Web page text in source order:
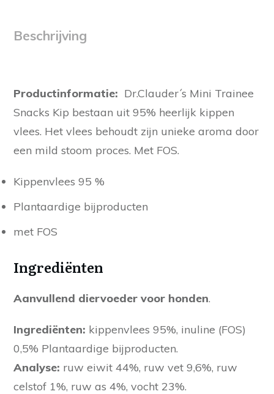
Beschrijving
Productinformatie: Dr.Clauder´s Mini Trainee
Snacks Kip bestaan uit 95% heerlijk kippen
vlees. Het vlees behoudt zijn unieke aroma door
een mild stoom proces. Met FOS.
Kippenvlees 95 %
Plantaardige bijproducten
met FOS
Ingrediënten
Aanvullend diervoeder voor honden.
Ingrediënten: kippenvlees 95%, inuline (FOS)
0,5% Plantaardige bijproducten.
Analyse: ruw eiwit 44%, ruw vet 9,6%, ruw
celstof 1%, ruw as 4%, vocht 23%.